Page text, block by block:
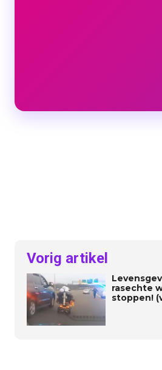
Vorig artikel
rasechte
stoppen!